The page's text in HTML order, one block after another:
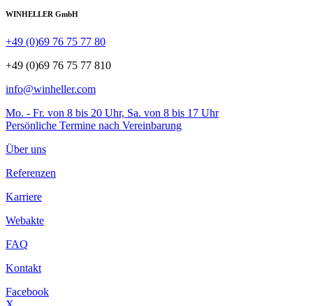
WINHELLER GmbH
+49 (0)69 76 75 77 80
+49 (0)69 76 75 77 810
info@winheller.com
Mo. - Fr. von 8 bis 20 Uhr, Sa. von 8 bis 17 Uhr
Persönliche Termine nach Vereinbarung
Über uns
Referenzen
Karriere
Webakte
FAQ
Kontakt
Facebook